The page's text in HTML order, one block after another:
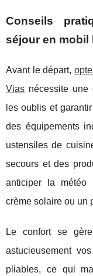
Conseils
séjour en mobil
Avant le départ,
Vias nécessite une
les oublis et
des équipements
ustensiles de
secours et des
anticiper la météo
crème solaire ou un
Le confort se
astucieusement
pliables, ce qui